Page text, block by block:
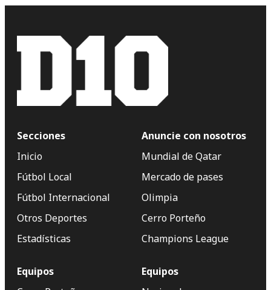
Secciones
Inicio
Fútbol Local
Fútbol Internacional
Otros Deportes
Estadísticas
Anuncie con nosotros
Mundial de Qatar
Mercado de pases
Olimpia
Cerro Porteño
Champions League
Equipos
Equipos